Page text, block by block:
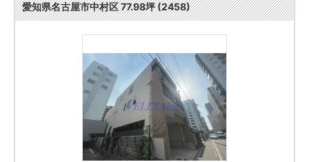
愛知県名古屋市中村区 77.98坪 (2458)